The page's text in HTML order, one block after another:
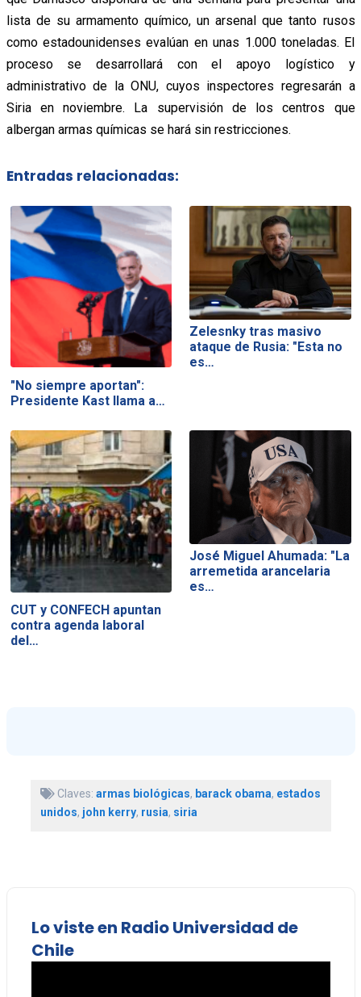
lista de su armamento químico, un arsenal que tanto rusos
como estadounidenses evalúan en unas 1.000 toneladas. El
proceso se desarrollará con el apoyo logístico y
administrativo de la ONU, cuyos inspectores regresarán a
Siria en noviembre. La supervisión de los centros que
albergan armas químicas se hará sin restricciones.
Entradas relacionadas:
"No siempre aportan":
Presidente Kast llama a…
Zelesnky tras masivo
ataque de Rusia: "Esta no
es…
CUT y CONFECH apuntan
contra agenda laboral
del…
José Miguel Ahumada: "La
arremetida arancelaria
es…
Claves: armas biológicas, barack obama, estados
unidos, john kerry, rusia, siria
Lo viste en Radio Universidad de
Chile